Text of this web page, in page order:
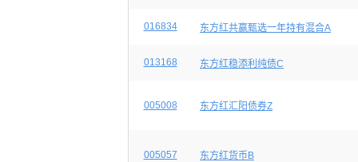
016834 东方红共赢甄选一年持有混合A
013168 东方红稳添利纯债C
005008 东方红汇阳债券Z
005057 东方红货币B